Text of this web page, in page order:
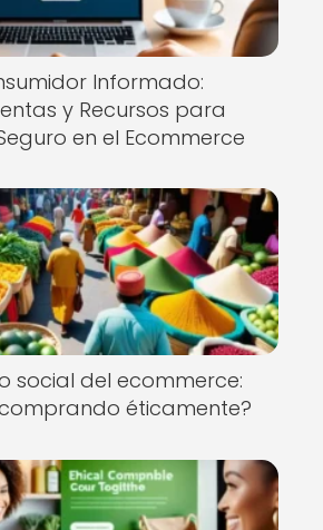
Informado:
y Recursos para
en el Ecommerce
social del ecommerce:
éticamente?